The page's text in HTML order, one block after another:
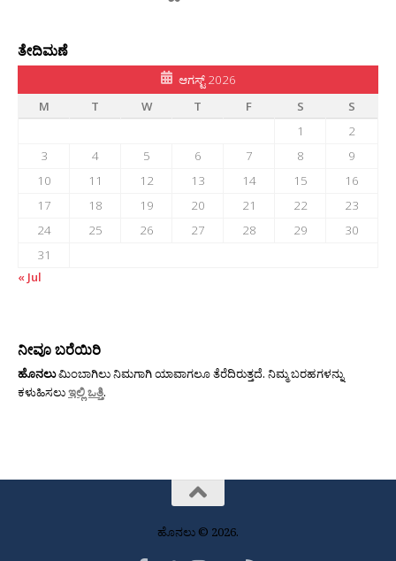
ತೇದಿಮಣೆ
ಆಗಸ್ಟ್ 2026
M
T W T F S
S
1
2
3
4 5 6 7 8
9
10
11 12 13 14 15
16
17
18 19 20 21 22
23
24
25 26 27 28 29
30
31
« Jul
ನೀವೂ ಬರೆಯಿರಿ
ಹೊನಲುಮಿಂಬಾಗಿಲು ನಿಮಗಾಗಿ ಯಾವಾಗಲೂ ತೆರೆದಿರುತ್ತದೆ. ನಿಮ್ಮ ಬರಹಗಳನ್ನು
ಕಳುಹಿಸಲುಇಲ್ಲಿ ಒತ್ತಿ.
ಹೊನಲು © 2026.